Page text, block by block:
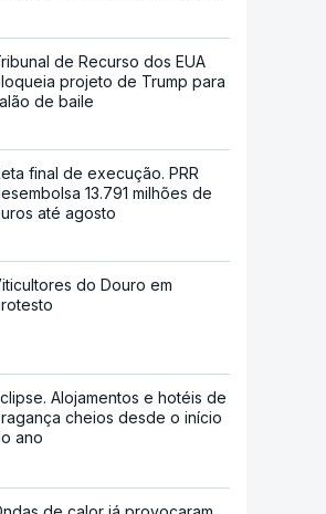
de Recurso dos EUA
projeto de Trump para
de baile
final de execução. PRR
13.791 milhões de
até agosto
do Douro em
Alojamentos e hotéis de
cheios desde o início
ano